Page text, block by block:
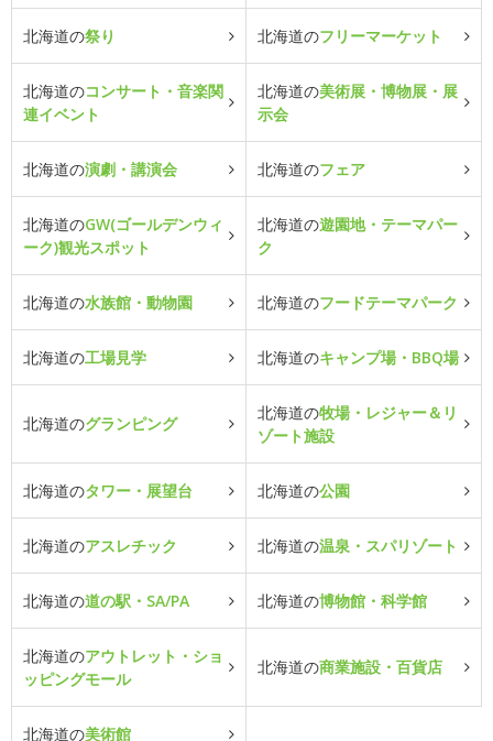
北海道の祭り 北海道のフリーマーケット
北海道のコンサート・音楽関
連イベント
北海道の美術展・博物展・展
示会
北海道の演劇・講演会 北海道のフェア
北海道のGW(ゴールデンウィ
ーク)観光スポット
北海道の遊園地・テーマパー
ク
北海道の水族館・動物園 北海道のフードテーマパーク
北海道の工場見学 北海道のキャンプ場・BBQ場
北海道のグランピング
北海道の牧場・レジャー＆リ
ゾート施設
北海道のタワー・展望台 北海道の公園
北海道のアスレチック 北海道の温泉・スパリゾート
北海道の道の駅・SA/PA 北海道の博物館・科学館
北海道のアウトレット・ショ
ッピングモール
北海道の商業施設・百貨店
北海道の美術館